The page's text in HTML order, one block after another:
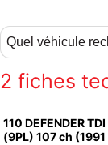
2 fiches
110 DEFENDER
(9PL) 107 ch